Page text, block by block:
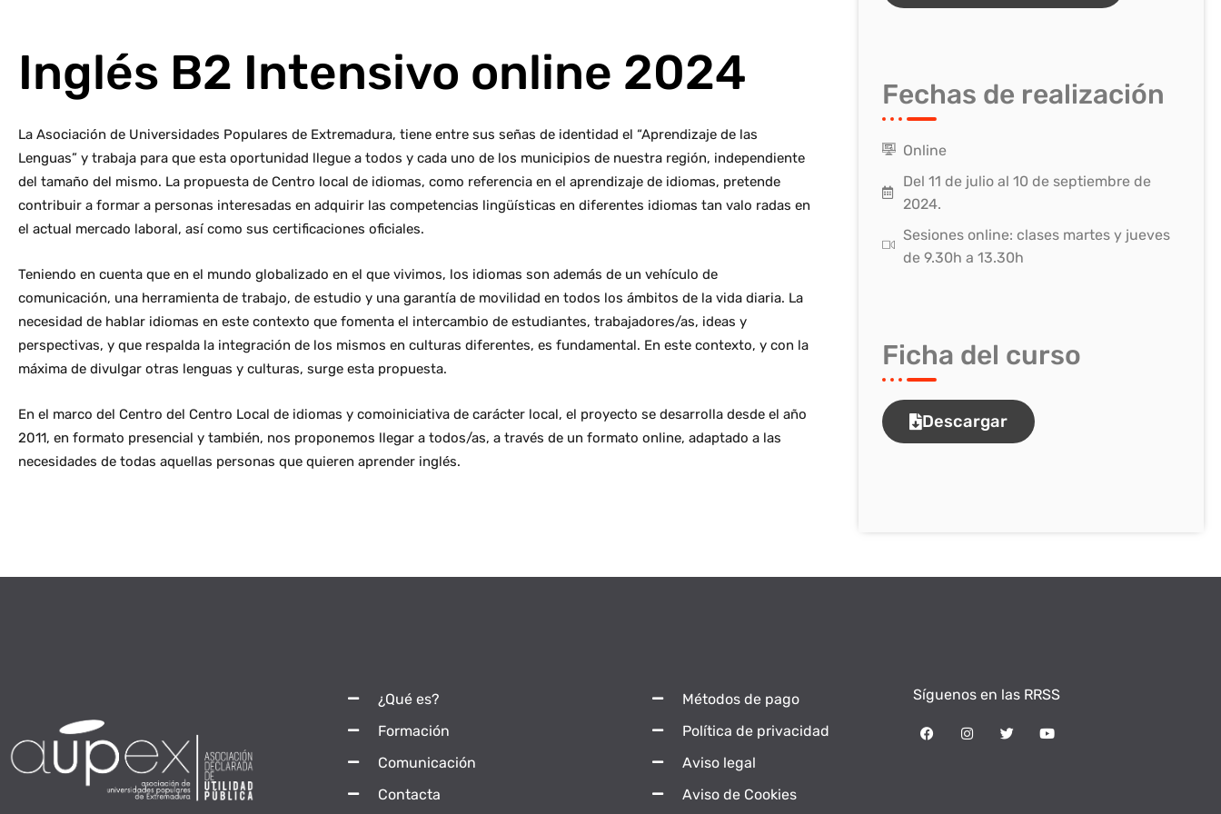
Inglés B2 Intensivo online 2024
La Asociación de Universidades Populares de Extremadura, tiene entre sus señas de identidad el “Aprendizaje de las
Lenguas” y trabaja para que esta oportunidad llegue a todos y cada uno de los municipios de nuestra región, independiente
del tamaño del mismo. La propuesta de Centro local de idiomas, como referencia en el aprendizaje de idiomas, pretende
contribuir a formar a personas interesadas en adquirir las competencias lingüísticas en diferentes idiomas tan valo radas en
el actual mercado laboral, así como sus certificaciones oficiales.
Teniendo en cuenta que en el mundo globalizado en el que vivimos, los idiomas son además de un vehículo de
comunicación, una herramienta de trabajo, de estudio y una garantía de movilidad en todos los ámbitos de la vida diaria. La
necesidad de hablar idiomas en este contexto que fomenta el intercambio de estudiantes, trabajadores/as, ideas y
perspectivas, y que respalda la integración de los mismos en culturas diferentes, es fundamental. En este contexto, y con la
máxima de divulgar otras lenguas y culturas, surge esta propuesta.
En el marco del Centro del Centro Local de idiomas y comoiniciativa de carácter local, el proyecto se desarrolla desde el año
2011, en formato presencial y también, nos proponemos llegar a todos/as, a través de un formato online, adaptado a las
necesidades de todas aquellas personas que quieren aprender inglés.
Fechas de realización
Online
Del 11 de julio al 10 de septiembre de
2024.
Sesiones online: clases martes y jueves
de 9.30h a 13.30h
Ficha del curso
Descargar
¿Qué es?
Formación
Comunicación
Contacta
Métodos de pago
Política de privacidad
Aviso legal
Aviso de Cookies
Síguenos en las RRSS